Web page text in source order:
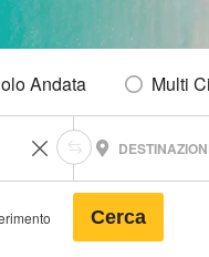
Andata Multi
Cerca